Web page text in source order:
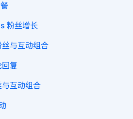
粉丝增长
与互动组合
复
与互动组合